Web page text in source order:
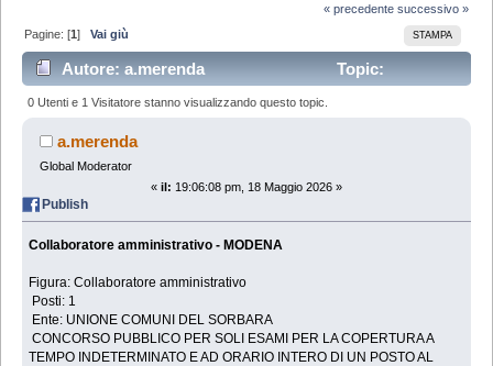
« precedente successivo »
STAMPA
Pagine: [1]Vai giù
Autore: a.merenda
Topic:
Collaboratore amministrativo - MODENA (Letto 1807
volte)
0 Utenti e 1 Visitatore stanno visualizzando questo topic.
a.merenda
Global Moderator
« il: 19:06:08 pm, 18 Maggio 2026 »
Publish
Collaboratore amministrativo - MODENA
Figura: Collaboratore amministrativo
Posti: 1
Ente: UNIONE COMUNI DEL SORBARA
CONCORSO PUBBLICO PER SOLI ESAMI PER LA COPERTURA A
TEMPO INDETERMINATO E AD ORARIO INTERO DI UN POSTO AL